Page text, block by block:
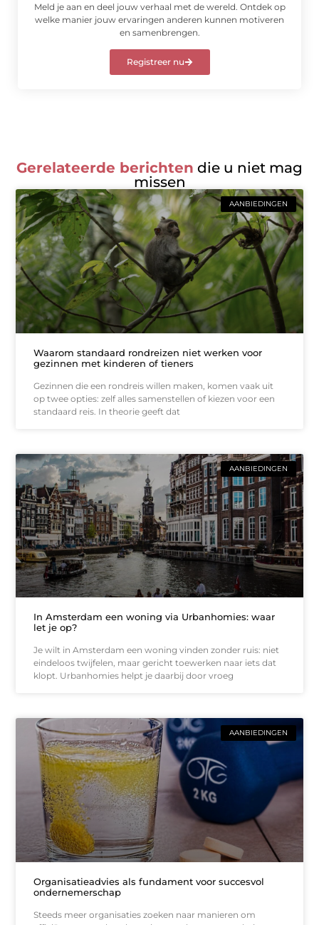
Meld je aan en deel jouw verhaal met de wereld. Ontdek op
welke manier jouw ervaringen anderen kunnen motiveren
en samenbrengen.
Registreer nu
Gerelateerde berichten die u niet mag
missen
AANBIEDINGEN
Waarom standaard rondreizen niet werken voor
gezinnen met kinderen of tieners
Gezinnen die een rondreis willen maken, komen vaak uit
op twee opties: zelf alles samenstellen of kiezen voor een
standaard reis. In theorie geeft dat
AANBIEDINGEN
In Amsterdam een woning via Urbanhomies: waar
let je op?
Je wilt in Amsterdam een woning vinden zonder ruis: niet
eindeloos twijfelen, maar gericht toewerken naar iets dat
klopt. Urbanhomies helpt je daarbij door vroeg
AANBIEDINGEN
Organisatieadvies als fundament voor succesvol
ondernemerschap
Steeds meer organisaties zoeken naar manieren om